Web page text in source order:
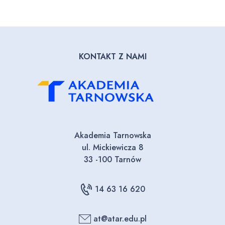
KONTAKT Z NAMI
Akademia Tarnowska
ul. Mickiewicza 8
33 -100 Tarnów
14 63 16 620
at@atar.edu.pl